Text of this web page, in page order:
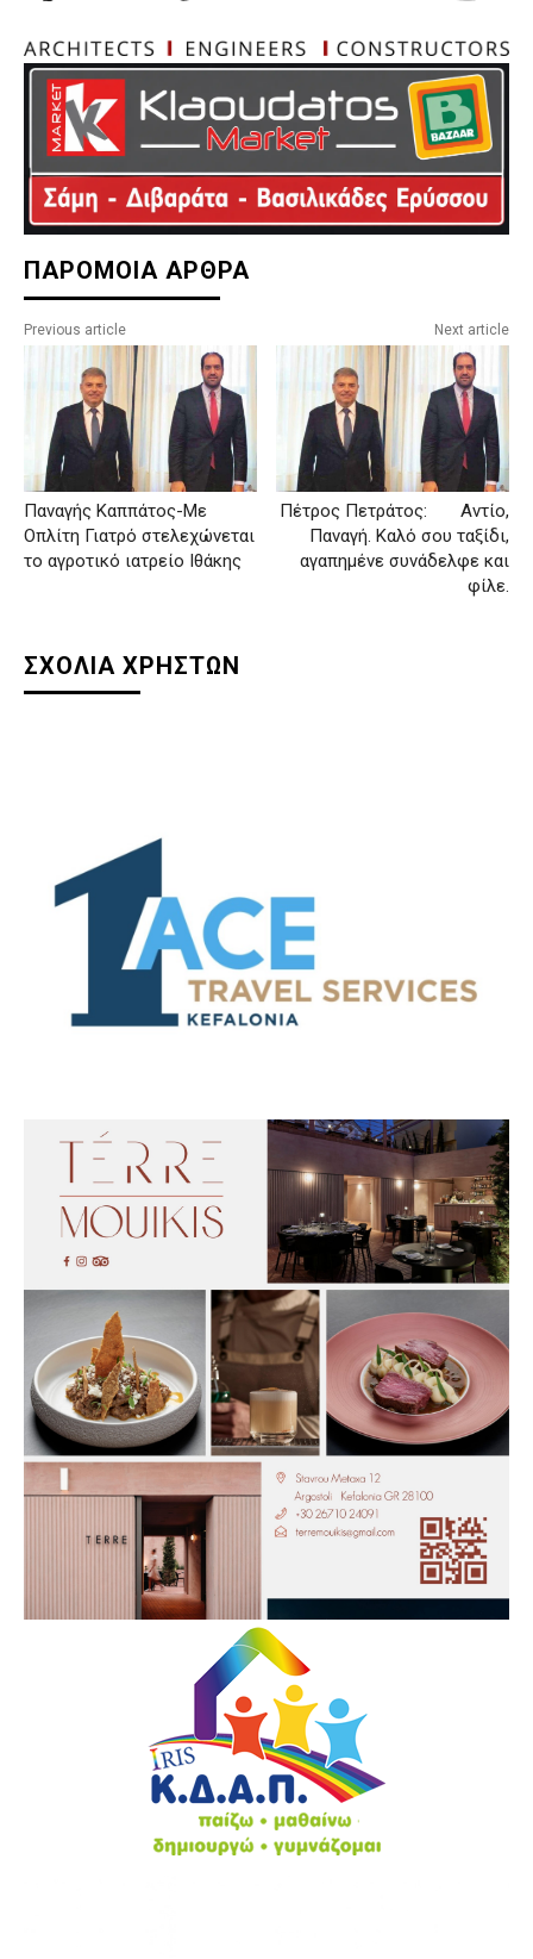
ΠΑΡΟΜΟΙΑ ΑΡΘΡΑ
Previous article
Παναγής Καππάτος-Με
Οπλίτη Γιατρό στελεχώνεται
το αγροτικό ιατρείο Ιθάκης
Next article
Πέτρος Πετράτος: Αντίο,
Παναγή. Καλό σου ταξίδι,
αγαπημένε συνάδελφε και
φίλε.
ΣΧΟΛΙΑ ΧΡΗΣΤΩΝ